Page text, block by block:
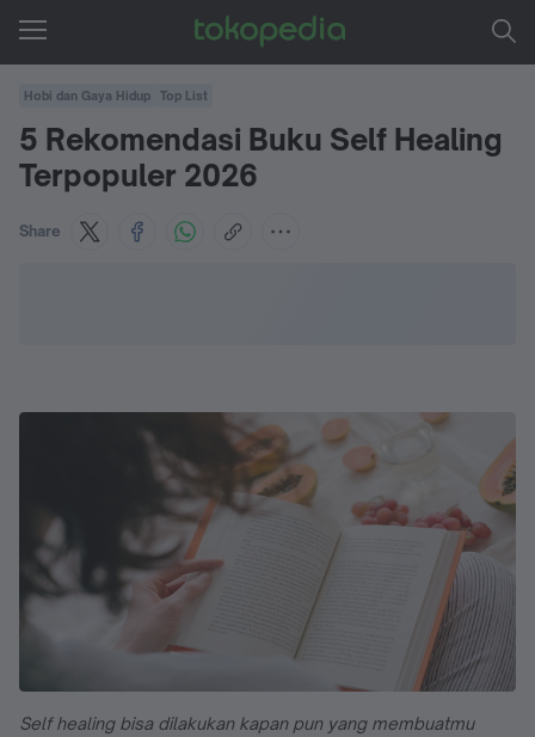
Hobi dan Gaya Hidup Top List
5 Rekomendasi Buku Self Healing
Terpopuler 2026
Share
Self healing bisa dilakukan kapan pun yang membuatmu